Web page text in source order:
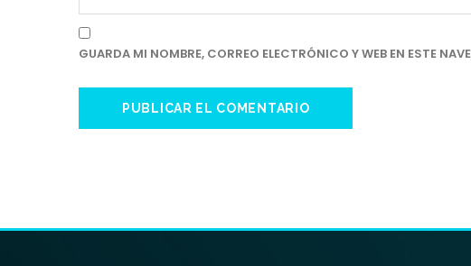
GUARDA MI NOMBRE, CORREO ELECTRÓNICO Y WEB EN ESTE